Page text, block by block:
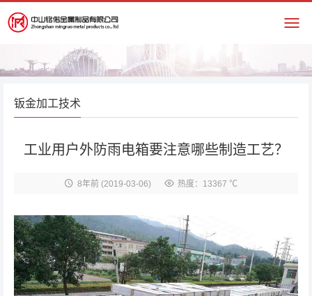
钣金加工技术
工业用户外防雨电箱要注意哪些制造工艺？
8年前 (2019-03-06) 热度：13367 ℃